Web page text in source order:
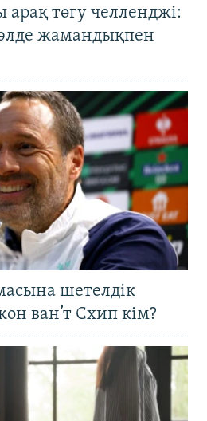
төгу челленджі:
жамандықпен
шетелдік
ван’т Схип кім?